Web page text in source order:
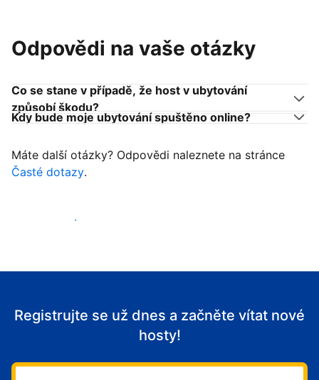
Odpovědi na vaše otázky
Co se stane v případě, že host v ubytování
způsobí škodu?
Kdy bude moje ubytování spuštěno online?
Máte další otázky? Odpovědi naleznete na stránce
Časté dotazy.
Začít přijímat hosty
Registrujte se už dnes a začněte vítat nové
hosty!